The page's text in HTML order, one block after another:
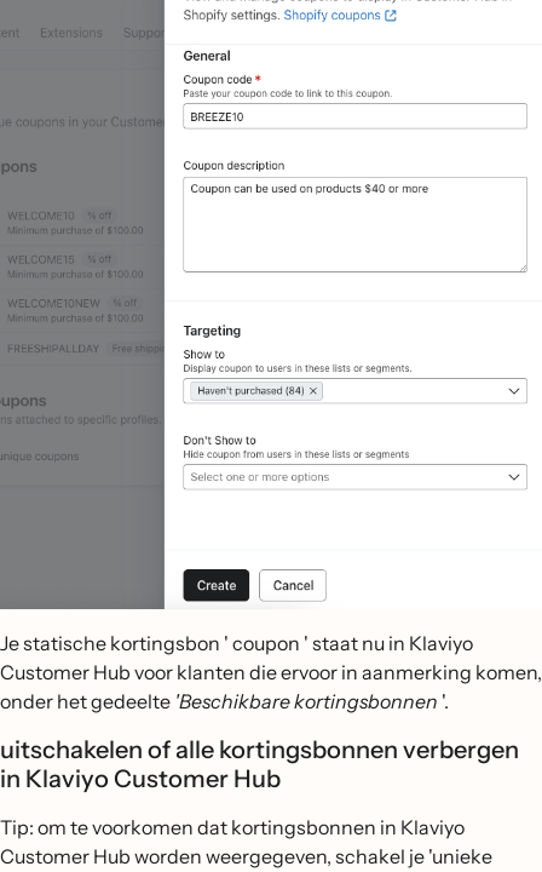
Je statische kortingsbon ' coupon ' staat nu in Klaviyo
Customer Hub voor klanten die ervoor in aanmerking komen,
onder het gedeelte 'Beschikbare kortingsbonnen '.
uitschakelen of alle kortingsbonnen verbergen
in Klaviyo Customer Hub
Tip: om te voorkomen dat kortingsbonnen in Klaviyo
Customer Hub worden weergegeven, schakel je 'unieke